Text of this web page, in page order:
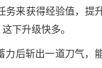
务来获得经验值，提
下升级快多。
力后斩出一道刀气，